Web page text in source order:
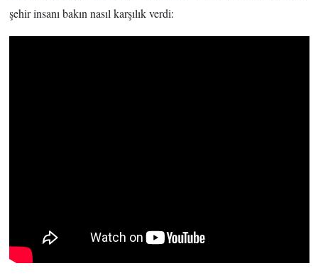
şehir insanı bakın nasıl karşılık verdi: